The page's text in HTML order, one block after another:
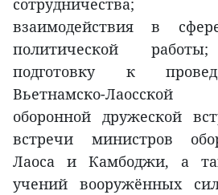
взаимодействия в
политической
подготовку к
Вьетнамско-
оборонной дружеской
встречи министров
Лаоса и Камбоджи, а
учений вооружённых